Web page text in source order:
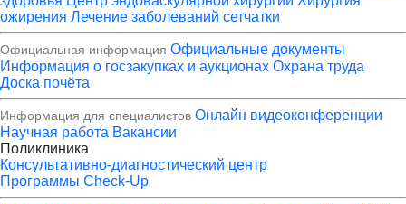
ожирения Лечение заболеваний сетчатки
Официальная информация Официальные документы
Информация о госзакупках и аукционах Охрана труда
Доска почёта
Информация для специалистов Онлайн видеоконференции
Научная работа Вакансии
Поликлиника
Консультативно-диагностический центр
Программы Check-Up